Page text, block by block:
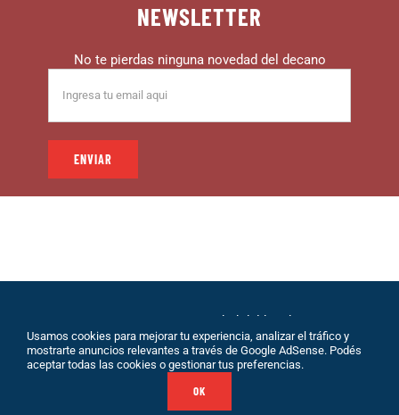
NEWSLETTER
No te pierdas ninguna novedad del decano
© 1999 – DECANO – La comunidad del hincha |
Desarrollo: Eolio |Políticas de Privacidad|Sobre
Nosotros|Terminos de Servicio|Contacto
Usamos cookies para mejorar tu experiencia, analizar el tráfico y
mostrarte anuncios relevantes a través de Google AdSense. Podés
aceptar todas las cookies o gestionar tus preferencias.
OK